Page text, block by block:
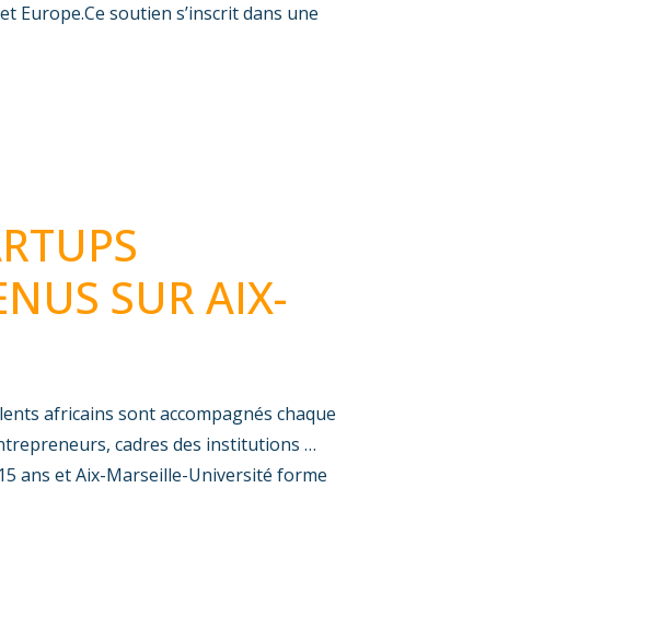
Europe.Ce soutien s’inscrit dans une
SUR AIX-
africains sont accompagnés chaque
cadres des institutions …
ans et Aix-Marseille-Université forme